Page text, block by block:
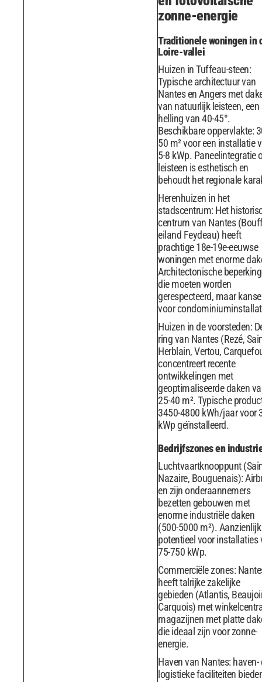
zonne-energie
Traditionele woningen in
Loire-vallei
Huizen in Tuffeau-steen:
Typische architectuur van
Nantes en Angers met
van natuurlijk leisteen, een
helling van 40-45°.
Beschikbare oppervlakte:
50 m² voor een installatie
5-8 kWp. Paneelintegratie
leisteen is esthetisch en
behoudt het regionale
Herenhuizen in het
stadscentrum: Het
centrum van Nantes
eiland Feydeau) heeft
prachtige 18e-19e-eeuwse
woningen met enorme
Architectonische
die moeten worden
gerespecteerd, maar
voor
Huizen in de voorsteden:
ring van Nantes (Rezé,
Herblain, Vertou,
concentreert recente
ontwikkelingen met
geoptimaliseerde daken
25-40 m². Typische
3450-4800 kWh/jaar voor
kWp geïnstalleerd.
Bedrijfszones en
Luchtvaartknooppunt
Nazaire, Bouguenais):
en zijn onderaannemers
bezetten gebouwen met
enorme industriële daken
(500-5000 m²). Aanzienlijk
potentieel voor installaties
75-750 kWp.
Commerciële zones:
heeft talrijke zakelijke
gebieden (Atlantis,
Carquois) met
magazijnen met platte
die ideaal zijn voor zonne-
energie.
Haven van Nantes: haven-
logistieke faciliteiten